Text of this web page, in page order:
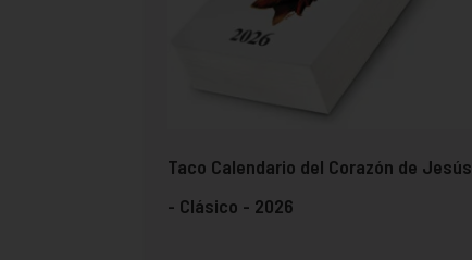
Taco Calendario del Corazón de Jesús
- Clásico - 2026